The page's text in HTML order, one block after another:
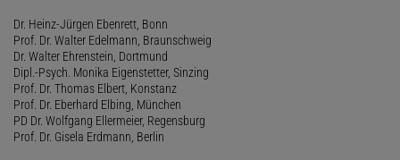
Dr. Heinz-Jürgen Ebenrett, Bonn
Prof. Dr. Walter Edelmann, Braunschweig
Dr. Walter Ehrenstein, Dortmund
Dipl.-Psych. Monika Eigenstetter, Sinzing
Prof. Dr. Thomas Elbert, Konstanz
Prof. Dr. Eberhard Elbing, München
PD Dr. Wolfgang Ellermeier, Regensburg
Prof. Dr. Gisela Erdmann, Berlin